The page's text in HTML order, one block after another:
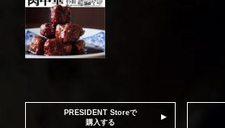
PRESIDENT Storeで
購入する